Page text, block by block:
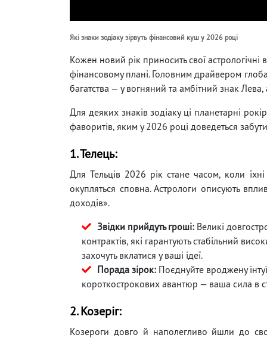
Які знаки зодіаку зірвуть фінансовий куш у 2026 році
Кожен новий рік приносить свої
фінансовому плані. Головним драйвером
багатства — у вогняний та амбітний знак
Для деяких знаків зодіаку ці планетарні
фаворитів, яким у 2026 році доведеться
1. Телець:
Для Тельців 2026 рік стане часом, коли їхні
окупляться сповна. Астрологи описують
доходів».
Звідки прийдуть гроші: Великі
контрактів, які гарантують стабільний
захочуть вклатися у ваші ідеї.
Порада зірок: Поєднуйте вроджену
короткострокових авантюр — ваша сила в
2. Козеріг:
Козероги довго й наполегливо йшли до